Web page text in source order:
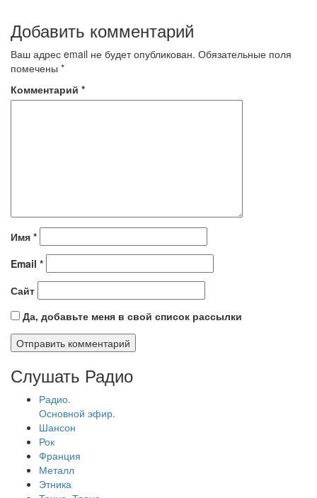
Добавить комментарий
Ваш адрес email не будет опубликован. Обязательные поля
помечены *
Комментарий *
Имя *
Email *
Сайт
Да, добавьте меня в свой список рассылки
Слушать Радио
Радио.
Основной эфир.
Шансон
Рок
Франция
Металл
Этника